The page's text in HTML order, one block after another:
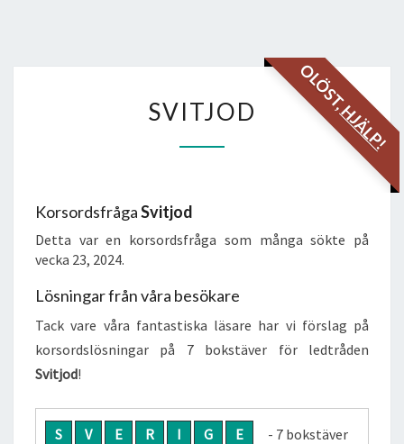
OLÖST,
HJÄLP!
SVITJOD
KorsordsfrågaSvitjod
Detta var en korsordsfråga som många sökte på
vecka 23, 2024.
Lösningar från våra besökare
Tack vare våra fantastiska läsare har vi förslag på
korsordslösningar på 7 bokstäver för ledtråden
Svitjod!
S V E R I G E
- 7 bokstäver